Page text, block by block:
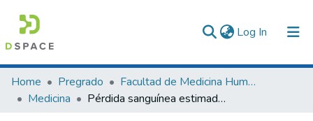
Log In (current)
Communities & Collections
All of DSpace
Home Pregrado
Facultad de Medicina Humana
Medicina
Pérdida sanguínea estimada visualmente y calculada en Cesareadas del Hospital La Caleta de Chimbote, 2019